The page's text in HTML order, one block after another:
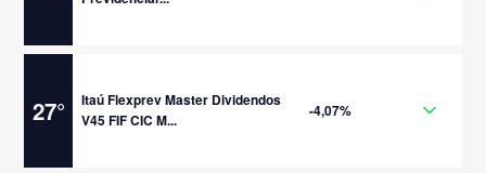
27°
Itaú Flexprev Master Dividendos
V45 FIF CIC M...
-4,07%